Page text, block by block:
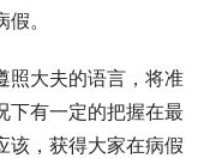
。
照大夫的语言，将准
下有一定的把握在最
该，获得大家在病假